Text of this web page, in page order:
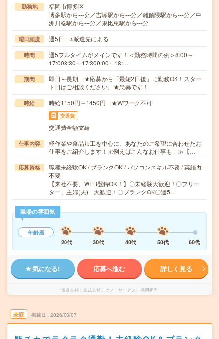
勤務地
福岡市博多区
博多駅から---分／吉塚駅から---分／雑餉隈駅から---分／中
洲川端駅から---分／東比恵駅から---分
曜日頻度 週5日 ※派遣先による
時間
週5フルタイムがメインです！＜勤務時間の例＞8:00～
17:008:30～17:309:00～18:…
期間
即日～長期 ★応募から「最短2日後」に勤務OK！スター
ト日はご相談ください。★急募です！
時給 時給1150円～1450円 ★Wワーク不可
交通費
交通費全額支給
仕事内容
軽作業や食品加工を中心に、あなたのご希望に合わせたお
仕事をご紹介します！≪例えばこんなお仕事も！≫【…
応募資格
職種未経験OK / ブランクOK / パソコンスキル不要 / 英語力
不要
【来社不要、WEB登録OK！】〇未経験大歓迎！〇フリー
ター、主婦(夫) 大歓迎！〇ブランクOK〇週5…
職場の雰囲気
年齢層
20代
30代 40代 50代 60代
気になる! 応募へ進む 詳しく見る
派遣会社 株式会社テクノ・サービス 採用担当
未読 掲載日 2026/08/07